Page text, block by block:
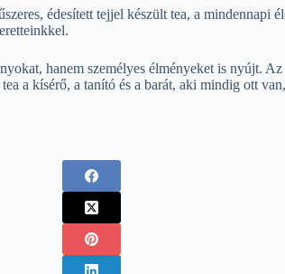
édesített tejjel készült tea, a
hanem személyes élményeket is nyújt.
a kísérő, a tanító és a barát, aki mindig ott